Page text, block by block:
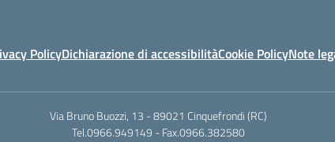
PolicyDichiarazione di accessibilitàCookie PolicyNote
Via Bruno Buozzi, 13 - 89021 Cinquefrondi (RC)
Tel.0966.949149 - Fax.0966.382580